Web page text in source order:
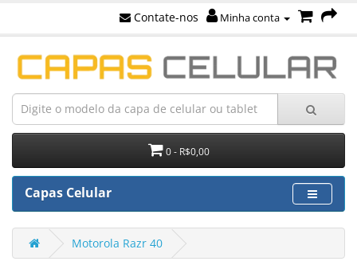
Contate-nos Minha conta
0 - R$0,00
Capas Celular
Motorola Razr 40